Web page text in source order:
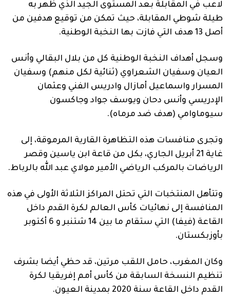
لاعب في المقابلة بعد المستوى الجيد الذي ظهر به
طيلة شوطي المقابلة، حيث تمكن من توقيع هدفين من
أصل 13 هدف التي فازت بها النخبة الوطنية.
وسجل أهداف النخبة الوطنية كل من بلال البقالي وأنس
العيان وسفيان الشعراوي (ثنائية لكل منهم) وسفيان
المسرار واسماعيل أمازال وادريس الفني وعثمان
الإدريسي وأنس دحان ويوسف جواد وجاكسون
سيوماوامي (هدف ضد مرماه).
وتجرى منافسات هذه التظاهرة القارية المرموقة، إلى
غاية 21 أبريل الجاري، بكل من قاعة ابن ياسين وقصر
الرياضات بالمركب الرياضي الأمير مولاي عبد الله بالرباط.
وتتأهل المنتخبات التي تحتل المراكز الثلاثة الأولى في هذه
المنافسة إلى نهائيات كأس العالم لكرة القدم داخل
القاعة (فيفا) التي ستقام ما بين 14 شتنبر و 6 أكتوبر
بأوزبكستان.
وكان المغرب، حامل اللقب مرتين، قد حظي أيضا بشرف
تنظيم النسخة السابقة من كأس أمم إفريقيا لكرة
القدم داخل القاعة سنة 2020 بمدينة العيون.